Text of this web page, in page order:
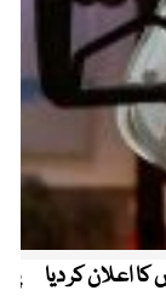
اعلان کر دیا